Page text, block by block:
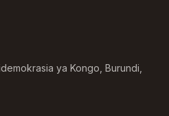
ya Kongo, Burundi,